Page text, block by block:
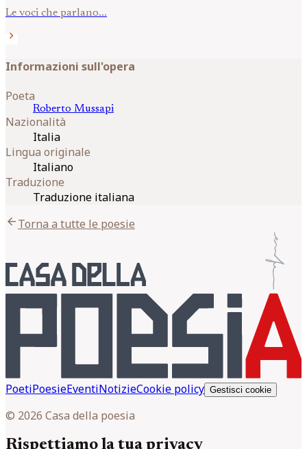
Le voci che parlano...
chevron_right
Informazioni sull'opera
Poeta
Roberto Mussapi
Nazionalità
Italia
Lingua originale
Italiano
Traduzione
Traduzione italiana
arrow_backTorna a tutte le poesie
PoetiPoesieEventiNotizieCookie policy Gestisci cookie
© 2026 Casa della poesia
Rispettiamo la tua privacy